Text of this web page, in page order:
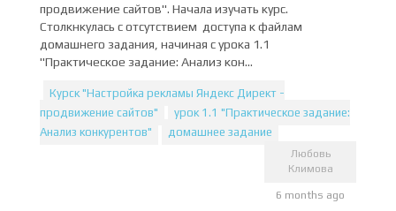
продвижение сайтов". Начала изучать курс.
Столкнкулась с отсутствием доступа к файлам
домашнего задания, начиная с урока 1.1
"Практическое задание: Анализ кон...
Курск "Настройка рекламы Яндекс Директ -
продвижение сайтов"
урок 1.1 "Практическое задание:
Анализ конкурентов"
домашнее задание
Любовь
Климова
6 months ago